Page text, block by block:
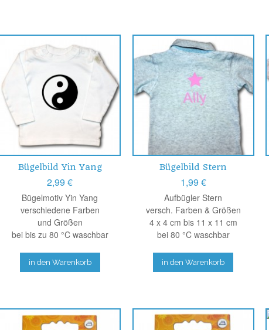
Bügelbild Yin Yang
2,99 €
Bügelmotiv Yin Yang
verschiedene Farben
und Größen
bei bis zu 80 °C waschbar
in den Warenkorb
Bügelbild Stern
1,99 €
Aufbügler Stern
versch. Farben & Größen
4 x 4 cm bis 11 x 11 cm
bei 80 °C waschbar
in den Warenkorb